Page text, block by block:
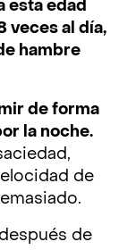
esta edad
veces al día,
hambre
de forma
la noche.
de
de